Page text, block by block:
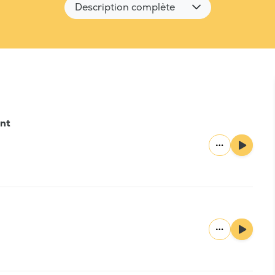
Description complète